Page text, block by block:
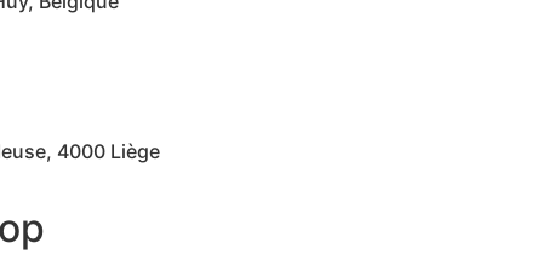
4000 Liège